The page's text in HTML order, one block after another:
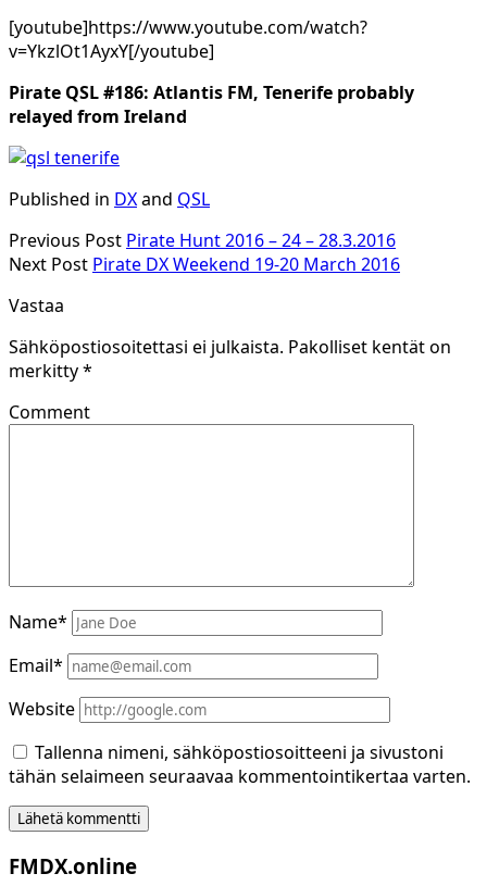
[youtube]https://www.youtube.com/watch?
v=YkzlOt1AyxY[/youtube]
Pirate QSL #186: Atlantis FM, Tenerife probably
relayed from Ireland
Published in DXand QSL
Previous Post Pirate Hunt 2016 – 24 – 28.3.2016
Next Post Pirate DX Weekend 19-20 March 2016
Vastaa
Sähköpostiosoitettasi ei julkaista. Pakolliset kentät on
merkitty*
Comment
Name*
Email*
Website
Tallenna nimeni, sähköpostiosoitteeni ja sivustoni
tähän selaimeen seuraavaa kommentointikertaa varten.
Sidebar
FMDX.online